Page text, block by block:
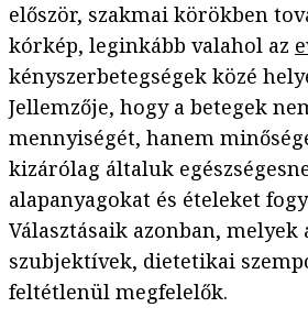
először, szakmai körökben
kórkép, leginkább valahol az
kényszerbetegségek közé
Jellemzője, hogy a betegek
mennyiségét, hanem
kizárólag általuk
alapanyagokat és ételeket
Választásaik azonban,
szubjektívek, dietetikai
feltétlenül megfelelők.